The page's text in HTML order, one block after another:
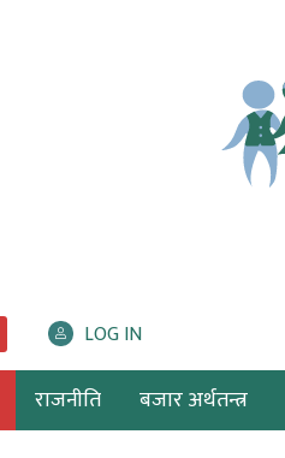
LOG IN
राजनीति बजार अर्थतन्त्र